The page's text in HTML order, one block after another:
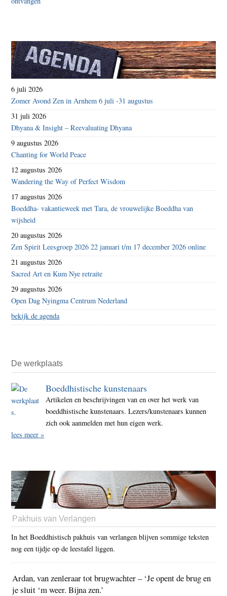
6 juli 2026
Zomer Avond Zen in Arnhem 6 juli -31 augustus
31 juli 2026
Dhyana & Insight – Reevaluating Dhyana
9 augustus 2026
Chanting for World Peace
12 augustus 2026
Wandering the Way of Perfect Wisdom
17 augustus 2026
Boeddha- vakantieweek met Tara, de vrouwelijke Boeddha van
wijsheid
20 augustus 2026
Zen Spirit Leesgroep 2026 22 januari t/m 17 december 2026 online
21 augustus 2026
Sacred Art en Kum Nye retraite
29 augustus 2026
Open Dag Nyingma Centrum Nederland
bekijk de agenda
De werkplaats
Boeddhistische kunstenaars
Artikelen en beschrijvingen van en over het werk van
boeddhistische kunstenaars. Lezers/kunstenaars kunnen
zich ook aanmelden met hun eigen werk.
lees meer »
Pakhuis van Verlangen
In het Boeddhistisch pakhuis van verlangen blijven sommige teksten
nog een tijdje op de leestafel liggen.
Ardan, van zenleraar tot brugwachter – ‘Je opent de brug en
je sluit ‘m weer. Bijna zen.’